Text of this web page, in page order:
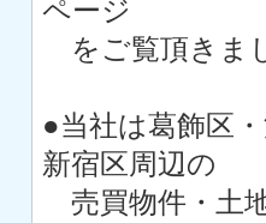
ページ
をご覧頂きま
●当社は葛飾区
新宿区周辺の
売買物件・土